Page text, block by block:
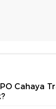
Cahaya